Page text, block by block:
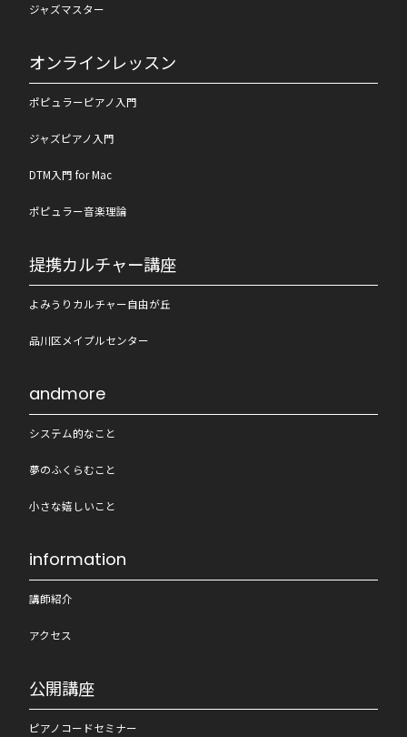
ジャズマスター
オンラインレッスン
ポピュラーピアノ入門
ジャズピアノ入門
DTM入門 for Mac
ポピュラー音楽理論
提携カルチャー講座
よみうりカルチャー自由が丘
品川区メイプルセンター
andmore
システム的なこと
夢のふくらむこと
小さな嬉しいこと
information
講師紹介
アクセス
公開講座
ピアノコードセミナー